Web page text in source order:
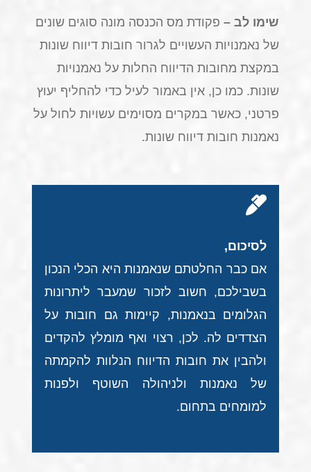
שימו לב –פקודת מס הכנסה מונה סוגים שונים
של נאמנויות העשויים לגרור חובות דיווח שונות
במקצת מחובות הדיווח החלות על נאמנויות
שונות. כמו כן, אין באמור לעיל כדי להחליף יעוץ
פרטני, כאשר במקרים מסוימים עשויות לחול על
נאמנות חובות דיווח שונות.
לסיכום,
אם כבר החלטתם שנאמנות היא הכלי הנכון
בשבילכם, חשוב לזכור שמעבר ליתרונות
הגלומים בנאמנות, קיימות גם חובות על
הצדדים לה. לכן, רצוי ואף מומלץ להקדים
ולהבין את חובות הדיווח הנלוות להקמתה
של נאמנות ולניהולה השוטף ולפנות
למומחים בתחום.